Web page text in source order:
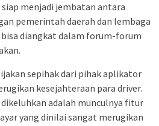
siap menjadi jembatan antara
pemerintah daerah dan lembaga
diangkat dalam forum-forum
sepihak dari pihak aplikator
kesejahteraan para driver.
adalah munculnya fitur
yang dinilai sangat merugikan